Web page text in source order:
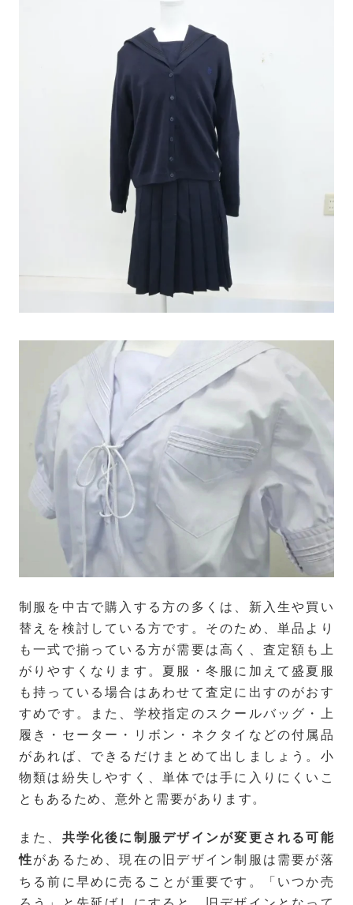
制服を中古で購入する方の多くは、新入生や買い
替えを検討している方です。そのため、単品より
も一式で揃っている方が需要は高く、査定額も上
がりやすくなります。夏服・冬服に加えて盛夏服
も持っている場合はあわせて査定に出すのがおす
すめです。また、学校指定のスクールバッグ・上
履き・セーター・リボン・ネクタイなどの付属品
があれば、できるだけまとめて出しましょう。小
物類は紛失しやすく、単体では手に入りにくいこ
ともあるため、意外と需要があります。
また、 共学化後に制服デザインが変更される可能
性があるため、現在の旧デザイン制服は需要が落
ちる前に早めに売ることが重要です。「いつか売